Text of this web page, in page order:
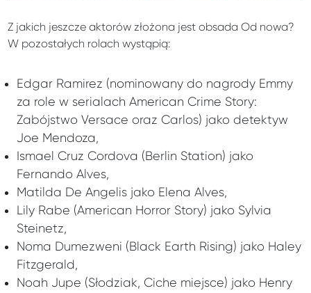
Z jakich jeszcze aktorów złożona jest obsada Od nowa?
W pozostałych rolach wystąpią:
Edgar Ramirez (nominowany do nagrody Emmy
za role w serialach American Crime Story:
Zabójstwo Versace oraz Carlos) jako detektyw
Joe Mendoza,
Ismael Cruz Cordova (Berlin Station) jako
Fernando Alves,
Matilda De Angelis jako Elena Alves,
Lily Rabe (American Horror Story) jako Sylvia
Steinetz,
Noma Dumezweni (Black Earth Rising) jako Haley
Fitzgerald,
Noah Jupe (Słodziak, Ciche miejsce) jako Henry